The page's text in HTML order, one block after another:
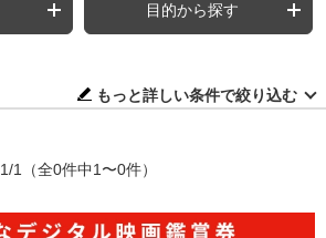
目的から探す
もっと詳しい条件で絞り込む
1/1 （全0件中1〜0件）